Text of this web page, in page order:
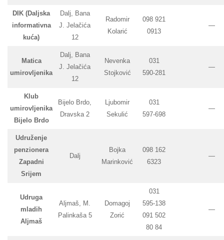
DIK (Daljska
informativna
kuća)
Dalj, Bana
J. Jelačića
12
Radomir
Kolarić
098 921
0913
—
Matica
umirovljenika
Dalj, Bana
J. Jelačića
12
Nevenka
Stojković
031
590-281
—
Klub
umirovljenika
Bijelo Brdo
Bijelo Brdo,
Dravska 2
Ljubomir
Sekulić
031
597-698
—
Udruženje
penzionera
Zapadni
Srijem
Dalj
Bojka
Marinković
098 162
6323
—
Udruga
mladih
Aljmaš
Aljmaš, M.
Palinkaša 5
Domagoj
Zorić
031
595-138
091 502
80 84
—